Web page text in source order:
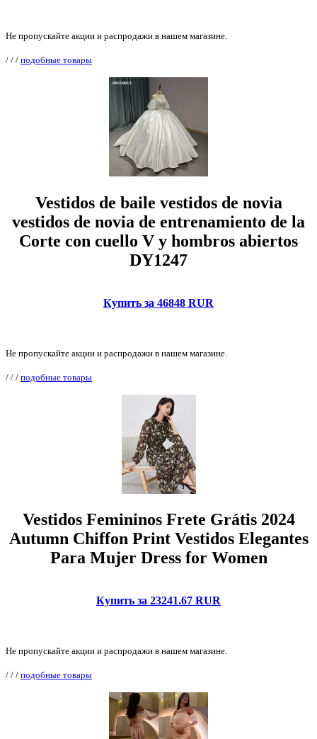
Не пропускайте акции и распродажи в нашем магазине.
/ / / подобные товары
Vestidos de baile vestidos de novia
vestidos de novia de entrenamiento de la
Corte con cuello V y hombros abiertos
DY1247
Купить за 46848 RUR
Не пропускайте акции и распродажи в нашем магазине.
/ / / подобные товары
Vestidos Femininos Frete Grátis 2024
Autumn Chiffon Print Vestidos Elegantes
Para Mujer Dress for Women
Купить за 23241.67 RUR
Не пропускайте акции и распродажи в нашем магазине.
/ / / подобные товары